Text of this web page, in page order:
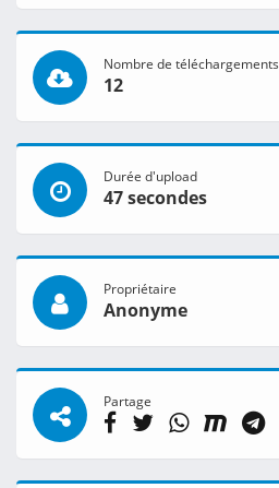
Nombre de téléchargements
12
Durée d'upload
47 secondes
Propriétaire
Anonyme
Partage